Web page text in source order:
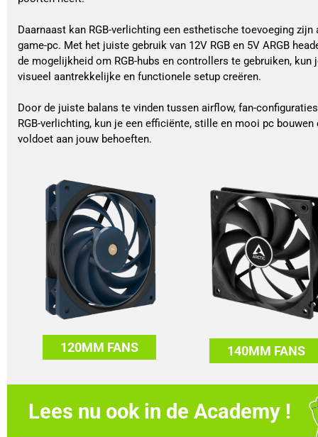
Daarnaast kan RGB-verlichting een esthetische toevoeging zijn
game-pc. Met het juiste gebruik van 12V RGB en 5V ARGB
de mogelijkheid om RGB-hubs en controllers te gebruiken, kun
visueel aantrekkelijke en functionele setup creëren.
Door de juiste balans te vinden tussen airflow, fan-
RGB-verlichting, kun je een efficiënte, stille en mooi pc bouwen
voldoet aan jouw behoeften.
120MM FANS 140MM FANS
Lees nu ook in de Academy !